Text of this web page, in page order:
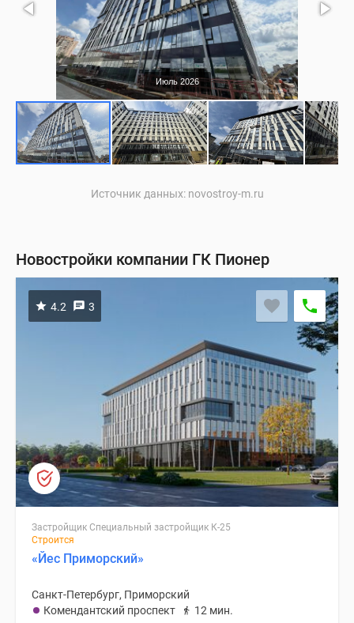
Июль 2026
Источник данных: novostroy-m.ru
Новостройки компании ГК Пионер
4.2 3
Застройщик Специальный застройщик К-25
Строится
«Йес Приморский»
Санкт-Петербург, Приморский
Комендантский проспект
12 мин.